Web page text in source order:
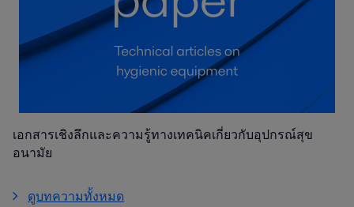
เอกสารเชิงลึกและความรู้ทางเทคนิคเกี่ยวกับอุปกรณ์สุข
อนามัย
ดูบทความทั้งหมด